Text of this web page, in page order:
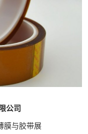
公司
膜与胶带展